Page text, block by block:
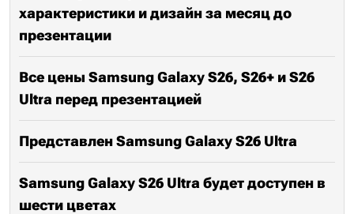
характеристики и дизайн за месяц до
презентации
Все цены Samsung Galaxy S26, S26+ и S26
Ultra перед презентацией
Представлен Samsung Galaxy S26 Ultra
Samsung Galaxy S26 Ultra будет доступен в
шести цветах